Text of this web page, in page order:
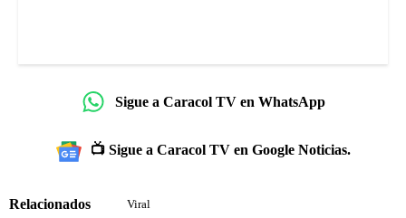
Sigue a Caracol TV en WhatsApp
📺 Sigue a Caracol TV en Google Noticias.
Relacionados Viral